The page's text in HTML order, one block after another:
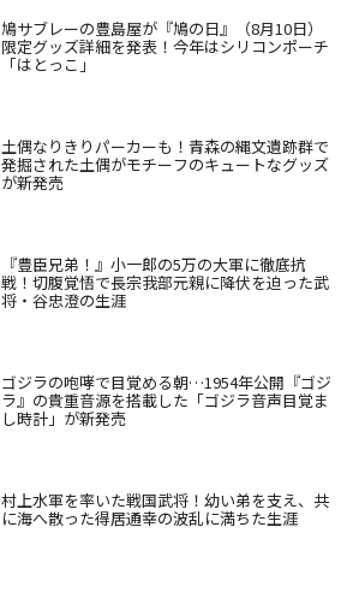
鳩サブレーの豊島屋が『鳩の日』（8月10日）
限定グッズ詳細を発表！今年はシリコンポーチ
「はとっこ」
土偶なりきりパーカーも！青森の縄文遺跡群で
発掘された土偶がモチーフのキュートなグッズ
が新発売
『豊臣兄弟！』小一郎の5万の大軍に徹底抗
戦！切腹覚悟で長宗我部元親に降伏を迫った武
将・谷忠澄の生涯
ゴジラの咆哮で目覚める朝…1954年公開『ゴジ
ラ』の貴重音源を搭載した「ゴジラ音声目覚ま
し時計」が新発売
村上水軍を率いた戦国武将！幼い弟を支え、共
に海へ散った得居通幸の波乱に満ちた生涯